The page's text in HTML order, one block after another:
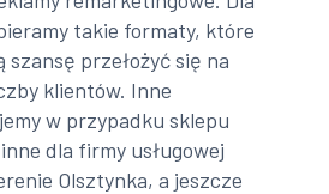
takie formaty, które
szansę przełożyć się na
klientów. Inne
w przypadku sklepu
dla firmy usługowej
Olsztynka, a jeszcze